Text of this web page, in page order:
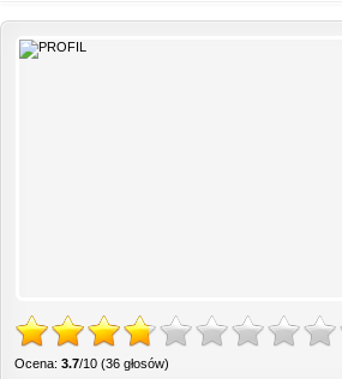
Ocena: 3.7/10 (36 głosów)